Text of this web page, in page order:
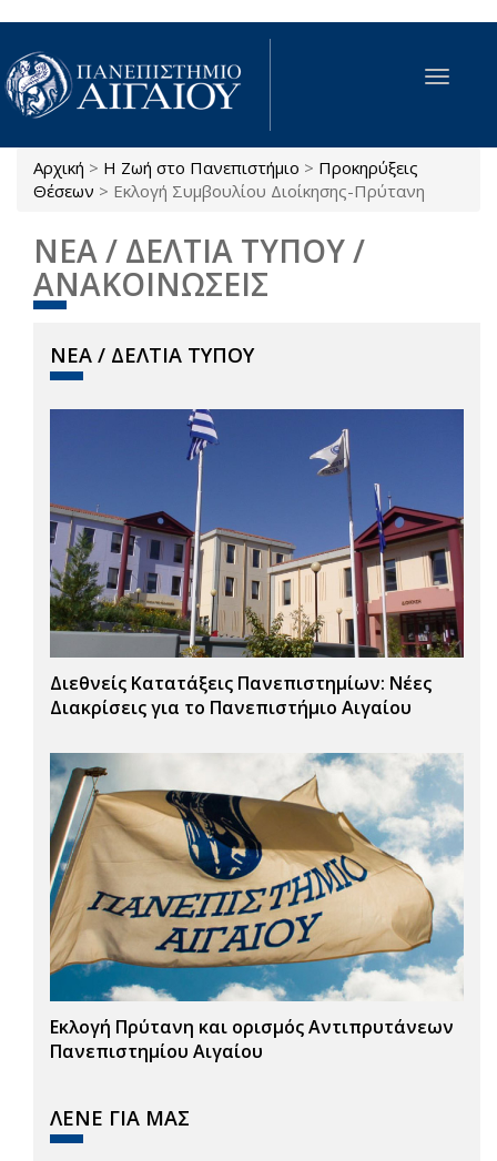
Παράκαμψη προς το κυρίως περιεχόμενο
Toggle
Είστε εδώ
Αρχική > Η Ζωή στο Πανεπιστήμιο > Προκηρύξεις
Θέσεων > Εκλογή Συμβουλίου Διοίκησης-Πρύτανη
ΝΕΑ / ΔΕΛΤΙΑ ΤΥΠΟΥ /
ΑΝΑΚΟΙΝΩΣΕΙΣ
ΝΕΑ / ΔΕΛΤΙΑ ΤΥΠΟΥ
Διεθνείς Κατατάξεις Πανεπιστημίων: Νέες
Διακρίσεις για το Πανεπιστήμιο Αιγαίου
Εκλογή Πρύτανη και ορισμός Αντιπρυτάνεων
Πανεπιστημίου Αιγαίου
ΛΕΝΕ ΓΙΑ ΜΑΣ